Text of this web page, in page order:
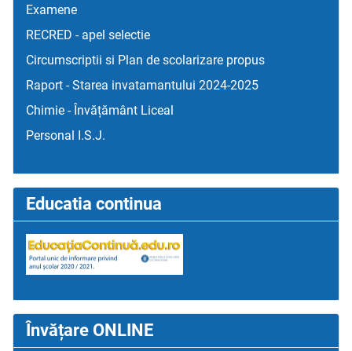
Examene
RECRED - apel selectie
Circumscriptii si Plan de scolarizare propus
Raport - Starea invatamantului 2024-2025
Chimie - Învățământ Liceal
Personal I.S.J.
Educatia continua
Învățare ONLINE